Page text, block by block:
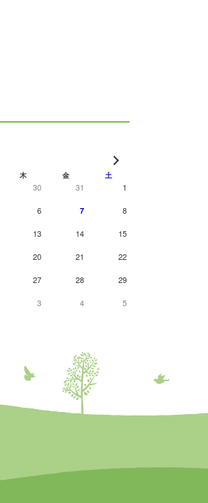
木 金 土
30 31 1
6 7 8
13 14 15
20 21 22
27 28 29
3 4 5